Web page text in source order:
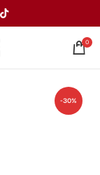
0
-30%